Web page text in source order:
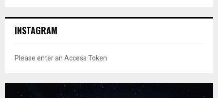
INSTAGRAM
Please enter an Access Token